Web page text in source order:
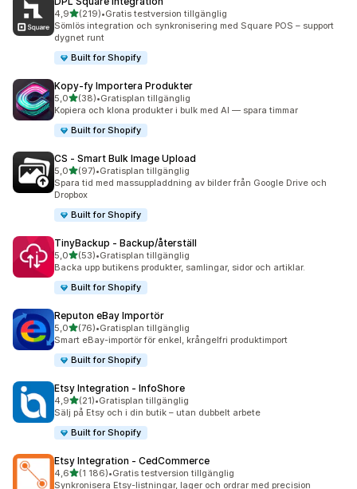
4,9av 5 stjärnor
(219)
219 recensioner totalt
•Gratis testversion tillgänglig
Sömlös integration och synkronisering med Square POS – support
dygnet runt
Built for Shopify
Kopy‑fy Importera Produkter
5,0av 5 stjärnor
(38)
38 recensioner totalt
•Gratisplan tillgänglig
Kopiera och klona produkter i bulk med AI — spara timmar
Built for Shopify
CS ‑ Smart Bulk Image Upload
5,0av 5 stjärnor
(97)
97 recensioner totalt
•Gratisplan tillgänglig
Spara tid med massuppladdning av bilder från Google Drive och
Dropbox
Built for Shopify
TinyBackup ‑ Backup/återställ
5,0av 5 stjärnor
(53)
53 recensioner totalt
•Gratisplan tillgänglig
Backa upp butikens produkter, samlingar, sidor och artiklar.
Built for Shopify
Reputon eBay Importör
5,0av 5 stjärnor
(76)
76 recensioner totalt
•Gratisplan tillgänglig
Smart eBay-importör för enkel, krångelfri produktimport
Built for Shopify
Etsy Integration ‑ InfoShore
4,9av 5 stjärnor
(21)
21 recensioner totalt
•Gratisplan tillgänglig
Sälj på Etsy och i din butik – utan dubbelt arbete
Built for Shopify
Etsy Integration ‑ CedCommerce
4,6av 5 stjärnor
(1 186)
1186 recensioner totalt
•Gratis testversion tillgänglig
Synkronisera Etsy-listningar, lager och ordrar med precision